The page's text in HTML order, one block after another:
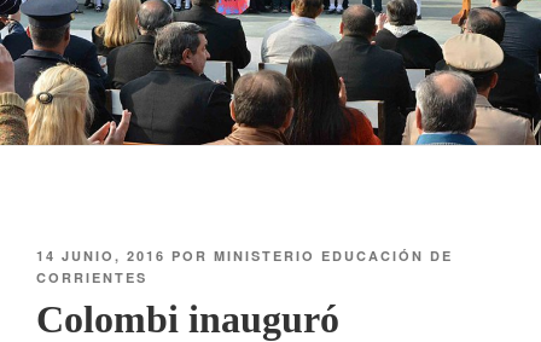
14 JUNIO, 2016 POR MINISTERIO EDUCACIÓN DE
CORRIENTES
Colombi inauguró